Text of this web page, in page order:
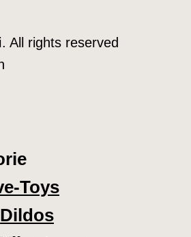
. All rights reserved
Toys
Dildos